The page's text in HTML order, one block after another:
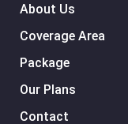
About Us
Coverage Area
Package
Our Plans
Contact